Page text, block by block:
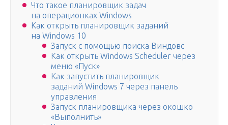
Что такое планировщик задач
на операционках Windows
Как открыть планировщик заданий
на Windows 10
Запуск с помощью поиска Виндовс
Как открыть Windows Scheduler через
меню «Пуск»
Как запустить планировщик
заданий Windows 7 через панель
управления
Запуск планировщика через окошко
«Выполнить»